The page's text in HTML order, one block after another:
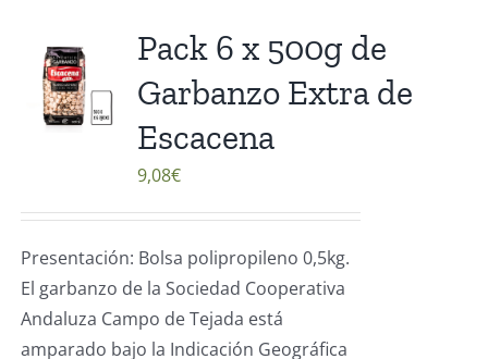
Pack 6 x 500g de
Garbanzo Extra de
Escacena
9,08€
Presentación: Bolsa polipropileno 0,5kg.
El garbanzo de la Sociedad Cooperativa
Andaluza Campo de Tejada está
amparado bajo la Indicación Geográfica